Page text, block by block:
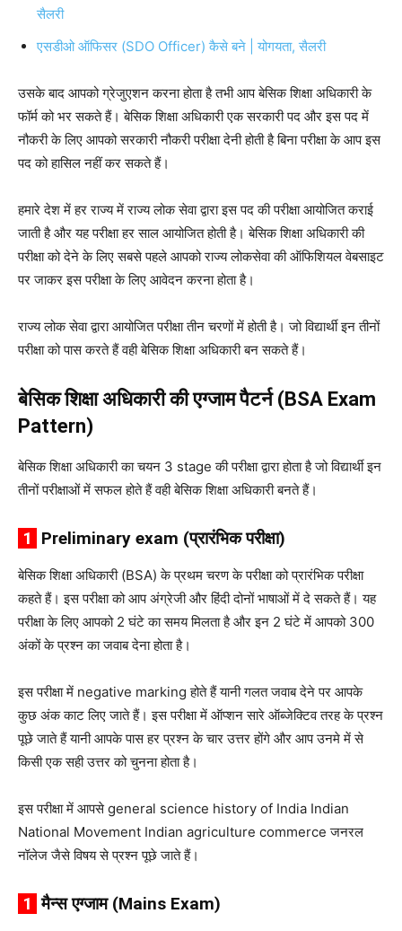
सैलरी
एसडीओ ऑफिसर (SDO Officer) कैसे बने | योगयता, सैलरी
उसके बाद आपको ग्रेजुएशन करना होता है तभी आप बेसिक शिक्षा अधिकारी के
फॉर्म को भर सकते हैं। बेसिक शिक्षा अधिकारी एक सरकारी पद और इस पद में
नौकरी के लिए आपको सरकारी नौकरी परीक्षा देनी होती है बिना परीक्षा के आप इस
पद को हासिल नहीं कर सकते हैं।
हमारे देश में हर राज्य में राज्य लोक सेवा द्वारा इस पद की परीक्षा आयोजित कराई
जाती है और यह परीक्षा हर साल आयोजित होती है। बेसिक शिक्षा अधिकारी की
परीक्षा को देने के लिए सबसे पहले आपको राज्य लोकसेवा की ऑफिशियल वेबसाइट
पर जाकर इस परीक्षा के लिए आवेदन करना होता है।
राज्य लोक सेवा द्वारा आयोजित परीक्षा तीन चरणों में होती है।जो विद्यार्थी इन तीनों
परीक्षा को पास करते हैं वही बेसिक शिक्षा अधिकारी बन सकते हैं।
बेसिक शिक्षा अधिकारी की एग्जाम पैटर्न (BSA Exam
Pattern)
बेसिक शिक्षा अधिकारी का चयन 3 stage की परीक्षा द्वारा होता है जो विद्यार्थी इन
तीनों परीक्षाओं में सफल होते हैं वही बेसिक शिक्षा अधिकारी बनते हैं।
1 Preliminary exam (प्रारंभिक परीक्षा)
बेसिक शिक्षा अधिकारी (BSA) के प्रथम चरण के परीक्षा को प्रारंभिक परीक्षा
कहते हैं। इस परीक्षा को आप अंग्रेजी और हिंदी दोनों भाषाओं में दे सकते हैं। यह
परीक्षा के लिए आपको 2 घंटे का समय मिलता है और इन 2 घंटे में आपको 300
अंकों के प्रश्न का जवाब देना होता है।
इस परीक्षा में negative marking होते हैं यानी गलत जवाब देने पर आपके
कुछ अंक काट लिए जाते हैं। इस परीक्षा में ऑप्शन सारे ऑब्जेक्टिव तरह के प्रश्न
पूछे जाते हैं यानी आपके पास हर प्रश्न के चार उत्तर होंगे और आप उनमे में से
किसी एक सही उत्तर को चुनना होता है।
इस परीक्षा में आपसे general science history of India Indian
National Movement Indian agriculture commerce जनरल
नॉलेज जैसे विषय से प्रश्न पूछे जाते हैं।
1 मैन्स एग्जाम (Mains Exam)